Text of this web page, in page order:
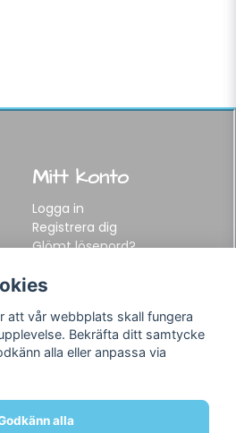
Mitt konto
Logga in
Registrera dig
Glömt lösenord?
Följ oss
att vår webbplats skall fungera
Bekräfta ditt samtycke
alla eller anpassa via
alla